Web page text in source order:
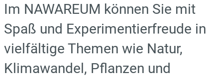
Im NAWAREUM können Sie mit
Spaß und Experimentierfreude in
vielfältige Themen wie Natur,
Klimawandel, Pflanzen und